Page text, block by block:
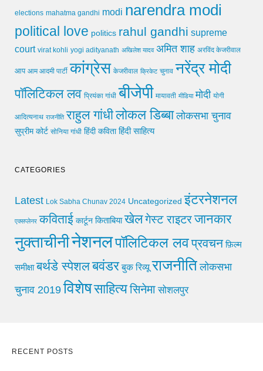
elections mahatma gandhi modi narendra modi
political love politics rahul gandhi supreme
court virat kohli yogi adityanath अखिलेश यादव अमित शाह अरविंद केजरीवाल
आप आम आदमी पार्टी कांग्रेस केजरीवाल क्रिकेट चुनाव नरेंद्र मोदी
पॉलिटिकल लव प्रियंका गांधी बीजेपी मायावती मीडिया मोदी योगी
आदित्यनाथ राजनीति राहुल गांधीलोकल डिब्बा लोकसभा चुनाव
सुप्रीम कोर्ट सोनिया गांधी हिंदी कविता हिंदी साहित्य
CATEGORIES
Latest Lok Sabha Chunav 2024 Uncategorized इंटरनेशनल
एक्सप्लेनर कविताई कार्टून किताबिया खेलगेस्ट राइटरजानकार
नुक्ताचीनीनेशनलपॉलिटिकल लवप्रवचन फ़िल्म
समीक्षा बर्थडे स्पेशलबवंडर बुक रिव्यू राजनीति लोकसभा
चुनाव 2019 विशेषसाहित्यसिनेमा सोशलपुर
RECENT POSTS